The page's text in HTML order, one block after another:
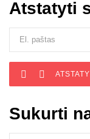
Atstatyti
 
Sukurti